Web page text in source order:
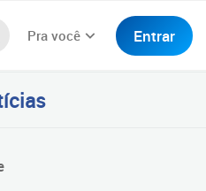
Pra você Entrar